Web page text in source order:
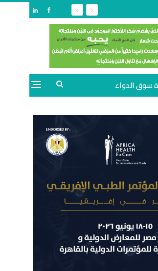
سوق الدواء